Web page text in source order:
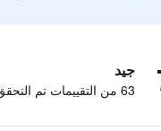
جيد
63 من التقييمات تم التحقق منها